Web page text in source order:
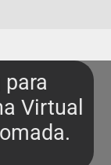
Virtual